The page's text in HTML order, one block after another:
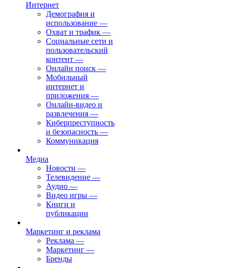
Интернет
Демография и
использование —
Охват и трафик —
Социальные сети и
пользовательский
контент —
Онлайн поиск —
Мобильный
интернет и
приложения —
Онлайн-видео и
развлечения —
Киберпреступность
и безопасность —
Коммуникация
Медиа
Новости —
Телевидение —
Аудио —
Видео игры —
Книги и
публикации
Маркетинг и реклама
Реклама —
Маркетинг —
Бренды